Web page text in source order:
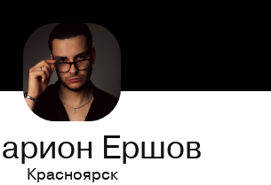
Ершов
Красноярск